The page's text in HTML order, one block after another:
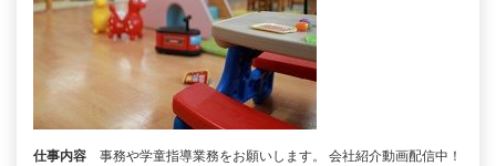
仕事内容
事務や学童指導業務をお願いします。 会社紹介動画配信中！